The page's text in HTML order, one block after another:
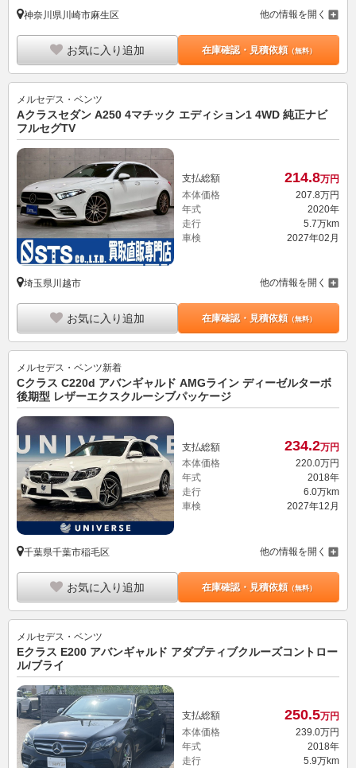
神奈川県川崎市麻生区 他の情報を開く
お気に入り追加 在庫確認・見積依頼（無料）
メルセデス・ベンツ
Aクラスセダン A250 4マチック エディション1 4WD 純正ナビ
フルセグTV
支払総額 214.8万円
本体価格
207. 8万円
年式
2020年
走行
5.7万km
車検
2027年02月
埼玉県川越市 他の情報を開く
お気に入り追加 在庫確認・見積依頼（無料）
メルセデス・ベンツ新着
Cクラス C220d アバンギャルド AMGライン ディーゼルターボ
後期型 レザーエクスクルーシブパッケージ
支払総額 234.2万円
本体価格
220.0万円
年式
2018年
走行
6.0万km
車検
2027年12月
千葉県千葉市稲毛区 他の情報を開く
お気に入り追加 在庫確認・見積依頼（無料）
メルセデス・ベンツ
Eクラス E200 アバンギャルド アダプティブクルーズコントロー
ル/ブライ
支払総額 250.5万円
本体価格
239. 0万円
年式
2018年
走行
5.9万km